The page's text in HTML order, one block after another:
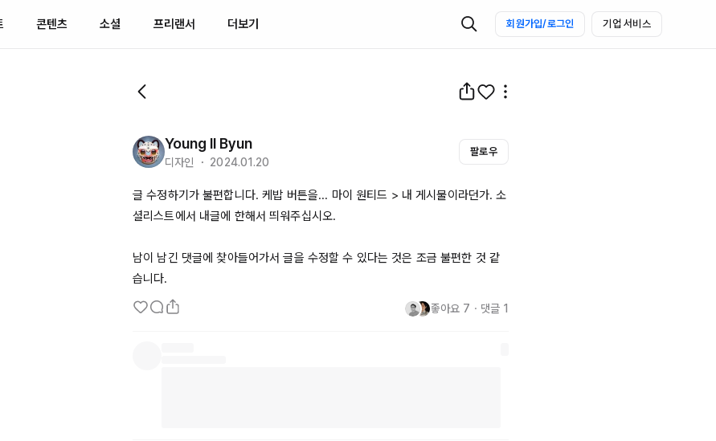
콘텐츠 소셜 프리랜서 더보기 회원가입/로그인 기업 서비스
Young Il Byun
디자인 ・ 2024.01.20
팔로우
글 수정하기가 불편합니다. 케밥 버튼을... 마이 원티드 > 내 게시물이라던가. 소
셜리스트에서 내글에 한해서 띄워주십시오.
남이 남긴 댓글에 찾아들어가서 글을 수정할 수 있다는 것은 조금 불편한 것 같
습니다.
좋아요 7 ・ 댓글 1